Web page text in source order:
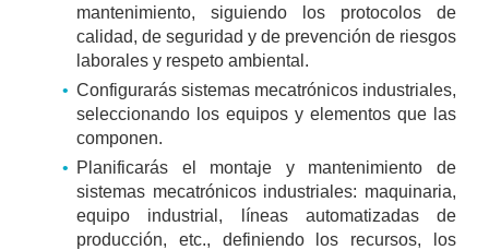
mantenimiento, siguiendo los protocolos de
calidad, de seguridad y de prevención de riesgos
laborales y respeto ambiental.
Configurarás sistemas mecatrónicos industriales,
seleccionando los equipos y elementos que las
componen.
Planificarás el montaje y mantenimiento de
sistemas mecatrónicos industriales: maquinaria,
equipo industrial, líneas automatizadas de
producción, etc., definiendo los recursos, los